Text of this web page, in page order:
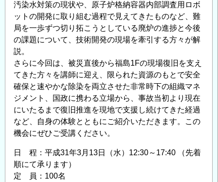
礎」
の
ご
案
内
の
汚染水対策の現状や、原子炉格納容器内部調査用ロボ
ットの開発に取り組む過程で見えてきたものなど、難
局を一歩ずつ切り拓こうとしている廃炉の進捗と今後
の課題について、技術開発の現場を牽引する方々が解
説。
さらに今回は、被災直後から福島1Fの現場復旧を支え
てきた方々を講師に迎え、限られた資源のもとで安全
確保と速やかな除染を両立させた非常時下の組織マネ
ジメント、国政に携わる立場から、事故当初より現在
にいたるまで復旧推進を現地で支援し続けてきた経過
など、自身の体験とともにご紹介いただきます。この
機会にぜひご受講ください。
日 程：平成31年3月13日（水）12:30～17:40 （先着
順にて承ります）
定 員：100名